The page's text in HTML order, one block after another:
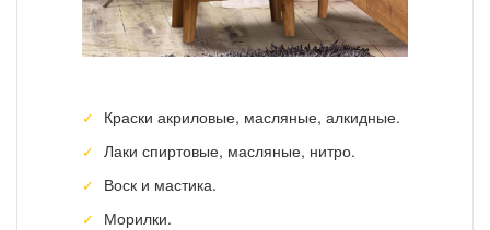
Краски акриловые, масляные, алкидные.
Лаки спиртовые, масляные, нитро.
Воск и мастика.
Морилки.